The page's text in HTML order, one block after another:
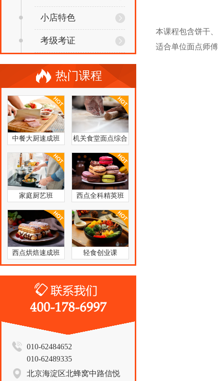
小店特色
考级考证
热门课程
中餐大厨速成班
机关食堂面点综合
家庭厨艺班 西点全科精英班
西点烘焙速成班 轻食创业课
010-62484652
010-62489335
北京海淀区北蜂窝中路信悦
本课程包含饼干
适合单位面点师傅